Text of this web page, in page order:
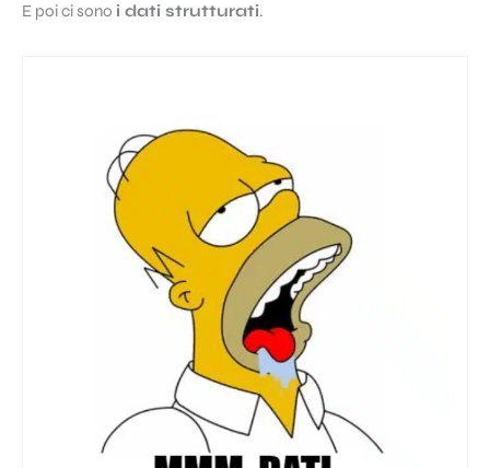
E poi ci sono i dati strutturati.